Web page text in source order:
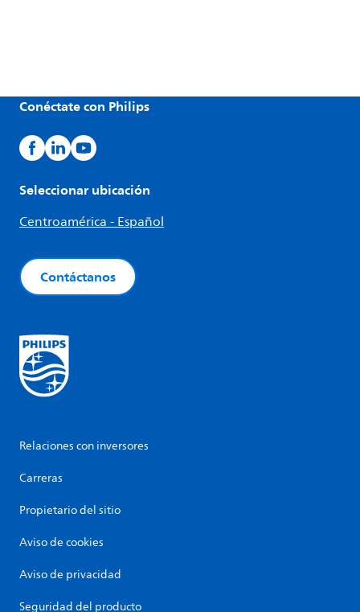
Conéctate con Philips
Seleccionar ubicación
Centroamérica - Español
Contáctanos
Relaciones con inversores
Carreras
Propietario del sitio
Aviso de cookies
Aviso de privacidad
Seguridad del producto